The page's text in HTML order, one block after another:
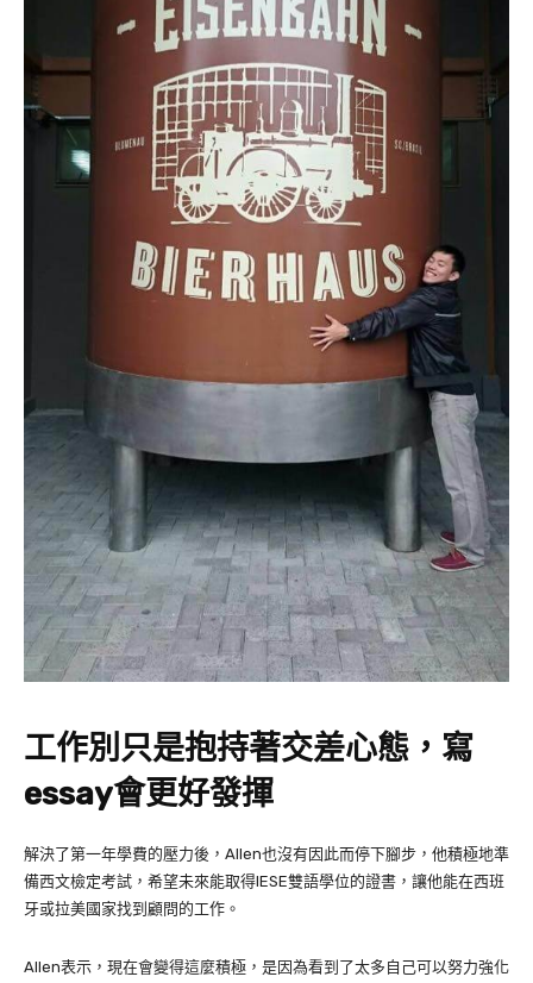
工作別只是抱持著交差心態，寫
essay會更好發揮
解決了第一年學費的壓力後， Allen也沒有因此而停下腳步，他積極地準
備西文檢定考試，希望未來能取得IESE雙語學位的證書，讓他能在西班
牙或拉美國家找到顧問的工作。
Allen表示，現在會變得這麼積極，是因為看到了太多自己可以努力強化